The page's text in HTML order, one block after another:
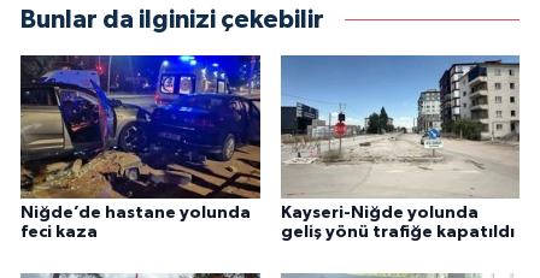
Bunlar da ilginizi çekebilir
Niğde’de hastane yolunda
feci kaza
Kayseri-Niğde yolunda
geliş yönü trafiğe kapatıldı